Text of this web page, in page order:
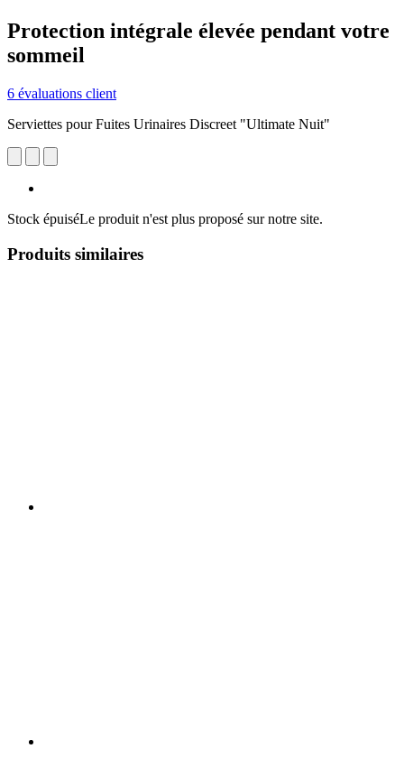
Protection intégrale élevée pendant votre
sommeil
6 évaluations client
Serviettes pour Fuites Urinaires Discreet "Ultimate Nuit"
Stock épuiséLe produit n'est plus proposé sur notre site.
Produits similaires